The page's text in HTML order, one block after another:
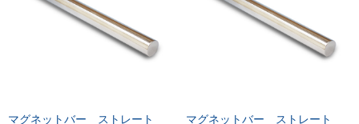
マグネットバー ストレート
マグネットバー ストレート